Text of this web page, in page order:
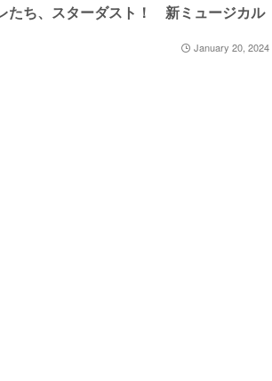
たち、スターダスト！ 新ミュージカル
January 20, 2024